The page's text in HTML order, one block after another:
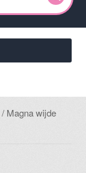
/ Magna wijde